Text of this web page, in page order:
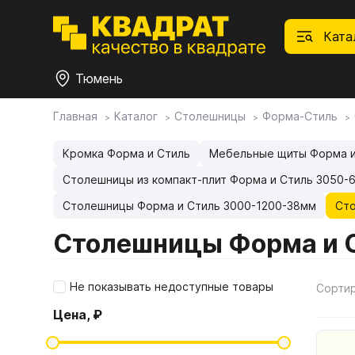
Тюмень
Плитные материалы
01.
1.1.
1.3.
Столешницы
Мой ЭГГЕР
Фасады
Главная Каталог Столешницы Форма-Стиль
Кромка Форма и Стиль Мебельные щиты Форма
Столешницы из компакт-плит Форма и Стиль 3050-
Столешницы Форма и Стиль 3000-1200-38мм
Столешницы Форма
Не показывать недоступные товары
Цена, ₽